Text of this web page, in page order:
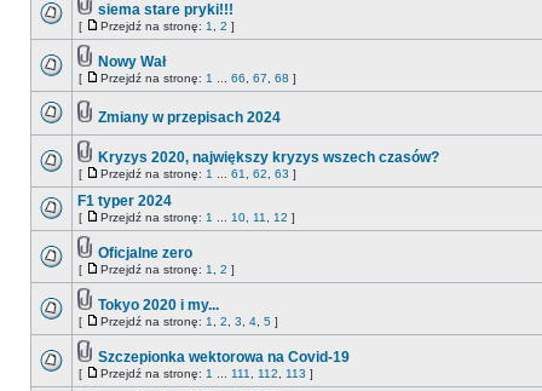
siema stare pryki!!!
[ Przejdź na stronę: 1 2 ]
Nowy Wał
[ Przejdź na stronę: 1 66 67 68 ]
Zmiany w przepisach 2024
Kryzys 2020, największy kryzys wszech czasów?
[ Przejdź na stronę: 1 61 62 63 ]
F1 typer 2024
[ Przejdź na stronę: 1 10 11 12 ]
Oficjalne zero
[ Przejdź na stronę: 1 2 ]
Tokyo 2020 i my...
[ Przejdź na stronę: 1 2 3 4 5 ]
Szczepionka wektorowa na Covid-19
[ Przejdź na stronę: 1 111 112 113 ]